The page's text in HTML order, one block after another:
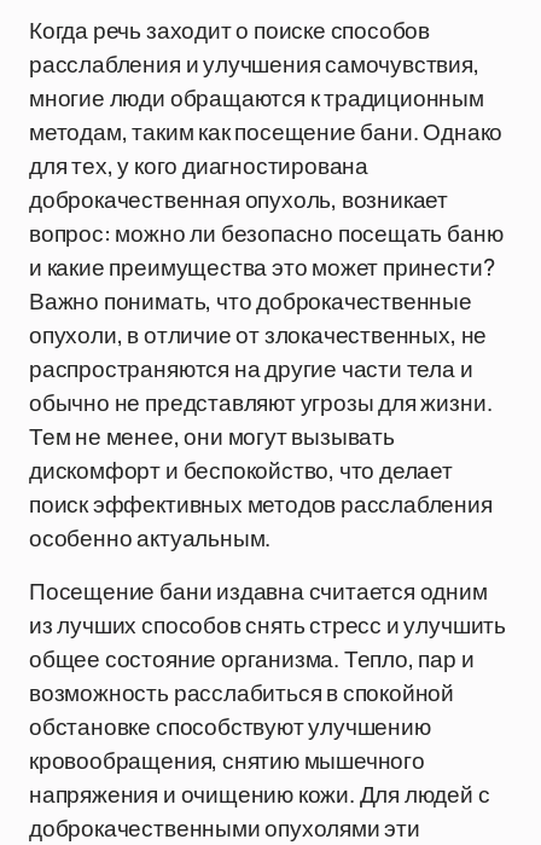
Когда речь заходит о поиске способов
расслабления и улучшения самочувствия,
многие люди обращаются к традиционным
методам, таким как посещение бани. Однако
для тех, у кого диагностирована
доброкачественная опухоль, возникает
вопрос: можно ли безопасно посещать баню
и какие преимущества это может принести?
Важно понимать, что доброкачественные
опухоли, в отличие от злокачественных, не
распространяются на другие части тела и
обычно не представляют угрозы для жизни.
Тем не менее, они могут вызывать
дискомфорт и беспокойство, что делает
поиск эффективных методов расслабления
особенно актуальным.
Посещение бани издавна считается одним
из лучших способов снять стресс и улучшить
общее состояние организма. Тепло, пар и
возможность расслабиться в спокойной
обстановке способствуют улучшению
кровообращения, снятию мышечного
напряжения и очищению кожи. Для людей с
доброкачественными опухолями эти